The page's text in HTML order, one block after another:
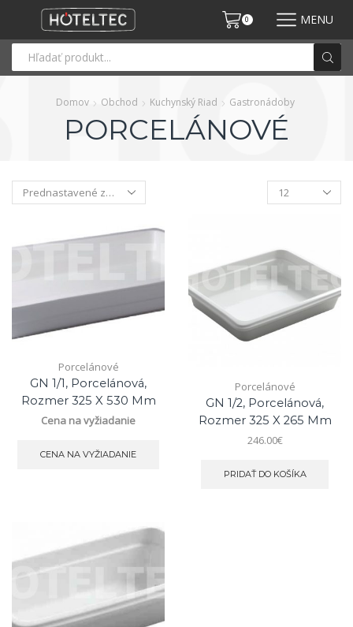
0 MENU
Domov Obchod Kuchynský Riad Gastronádoby
PORCELÁNOVÉ
Porcelánové
GN 1/1, Porcelánová,
Rozmer 325 X 530 Mm
Cena na vyžiadanie
CENA NA VYŽIADANIE
Porcelánové
GN 1/2, Porcelánová,
Rozmer 325 X 265 Mm
246.00€
PRIDAŤ DO KOŠÍKA